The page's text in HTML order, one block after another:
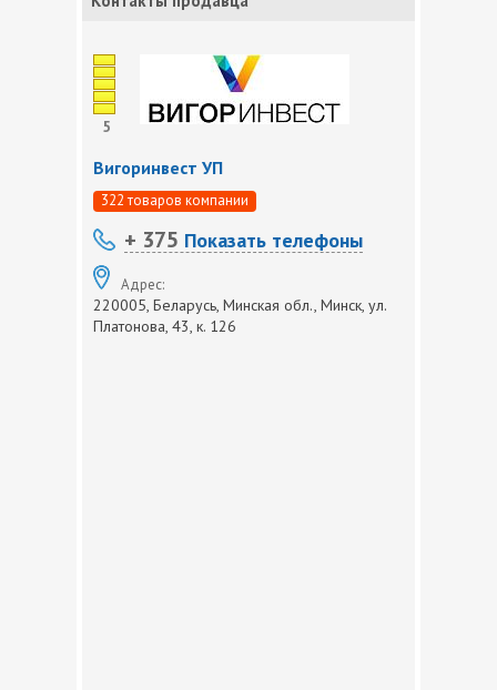
5
Вигоринвест УП
322 товаров компании
+ 375 Показать телефоны
Адрес:
220005, Беларусь, Минская обл., Минск, ул.
Платонова, 43, к. 126